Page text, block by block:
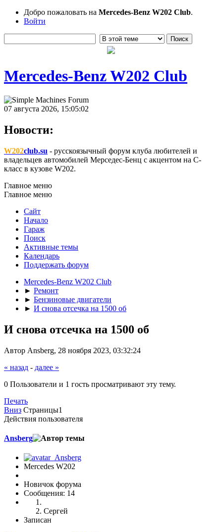
Добро пожаловать на Mercedes-Benz W202 Club.
Войти
Mercedes-Benz W202 Club
07 августа 2026, 15:05:02
Новости:
W202club.su - русскоязычный форум клуба любителей и
владельцев автомобилей Мерседес-Бенц с акцентом на C-
класс в кузове W202.
Главное меню
Главное меню
Сайт
Начало
Гараж
Поиск
Активные темы
Календарь
Поддержать форум
Mercedes-Benz W202 Club
► Ремонт
► Бензиновые двигатели
► И снова отсечка на 1500 об
И снова отсечка на 1500 об
Автор Ansberg, 28 ноября 2023, 03:32:24
« назад - далее »
0 Пользователи и 1 гость просматривают эту тему.
Печать
Вниз Страницы1
Действия пользователя
Ansberg
Mercedes W202
Новичок форума
Сообщения: 14
Сергей
Записан